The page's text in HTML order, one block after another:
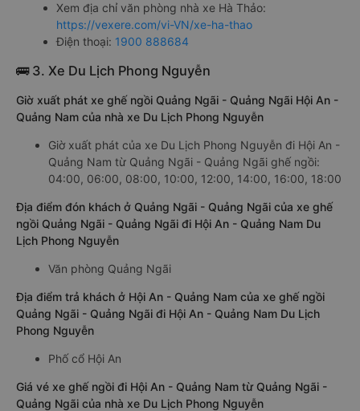
Xem địa chỉ văn phòng nhà xe Hà Thảo:
https://vexere.com/vi-VN/xe-ha-thao
Điện thoại: 1900 888684
🚌 3. Xe Du Lịch Phong Nguyễn
Giờ xuất phát xe ghế ngồi Quảng Ngãi - Quảng Ngãi Hội An -
Quảng Nam của nhà xe Du Lịch Phong Nguyễn
Giờ xuất phát của xe Du Lịch Phong Nguyễn đi Hội An -
Quảng Nam từ Quảng Ngãi - Quảng Ngãi ghế ngồi:
04:00, 06:00, 08:00, 10:00, 12:00, 14:00, 16:00, 18:00
Địa điểm đón khách ở Quảng Ngãi - Quảng Ngãi của xe ghế
ngồi Quảng Ngãi - Quảng Ngãi đi Hội An - Quảng Nam Du
Lịch Phong Nguyễn
Văn phòng Quảng Ngãi
Địa điểm trả khách ở Hội An - Quảng Nam của xe ghế ngồi
Quảng Ngãi - Quảng Ngãi đi Hội An - Quảng Nam Du Lịch
Phong Nguyễn
Phố cổ Hội An
Giá vé xe ghế ngồi đi Hội An - Quảng Nam từ Quảng Ngãi -
Quảng Ngãi của nhà xe Du Lịch Phong Nguyễn